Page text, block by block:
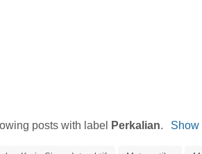
posts with label Perkalian. Show